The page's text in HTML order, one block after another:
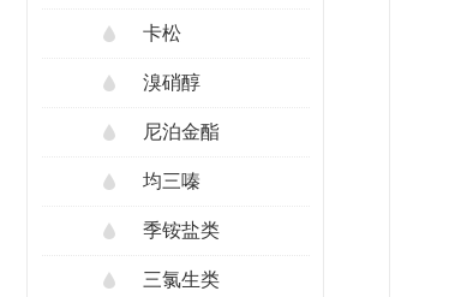
卡松
溴硝醇
尼泊金酯
均三嗪
季铵盐类
三氯生类